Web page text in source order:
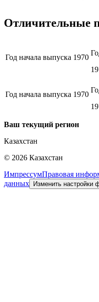
Отличительные
Год начала выпуска 1970
Год начала выпуска 1970
Ваш текущий регион
Казахстан
© 2026 Казахстан
ИмпрессумПравовая
данных Изменить настройки